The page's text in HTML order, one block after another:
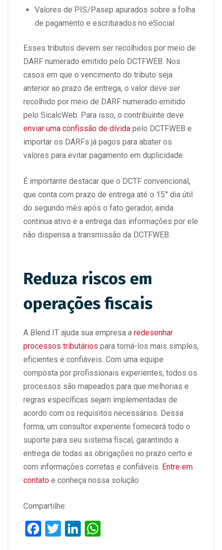
Valores de PIS/Pasep apurados sobre a folha
de pagamento e escriturados no eSocial
Esses tributos devem ser recolhidos por meio de
DARF numerado emitido pelo DCTFWEB. Nos
casos em que o vencimento do tributo seja
anterior ao prazo de entrega, o valor deve ser
recolhido por meio de DARF numerado emitido
pelo SicalcWeb. Para isso, o contribuinte deve
enviar uma confissão de dívida pelo DCTFWEB e
importar os DARFs já pagos para abater os
valores para evitar pagamento em duplicidade.
É importante destacar que o DCTF convencional,
que conta com prazo de entrega até o 15° dia útil
do segundo mês após o fato gerador, ainda
continua ativo e a entrega das informações por ele
não dispensa a transmissão da DCTFWEB.
Reduza riscos em
operações fiscais
A Blend IT ajuda sua empresa a redesenhar
processos tributários para torná-los mais simples,
eficientes e confiáveis. Com uma equipe
composta por profissionais experientes, todos os
processos são mapeados para que melhorias e
regras específicas sejam implementadas de
acordo com os requisitos necessários. Dessa
forma, um consultor experiente fornecerá todo o
suporte para seu sistema fiscal, garantindo a
entrega de todas as obrigações no prazo certo e
com informações corretas e confiáveis. Entre em
contato e conheça nossa solução.
Compartilhe:
F
T
Li